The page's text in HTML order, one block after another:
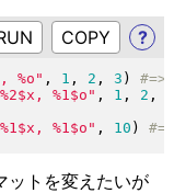
?
%o " , 1 , 2 , 3 )
%1$o " , 1 , 2 ,
%1$o " , 10 )
ットを変えたいが